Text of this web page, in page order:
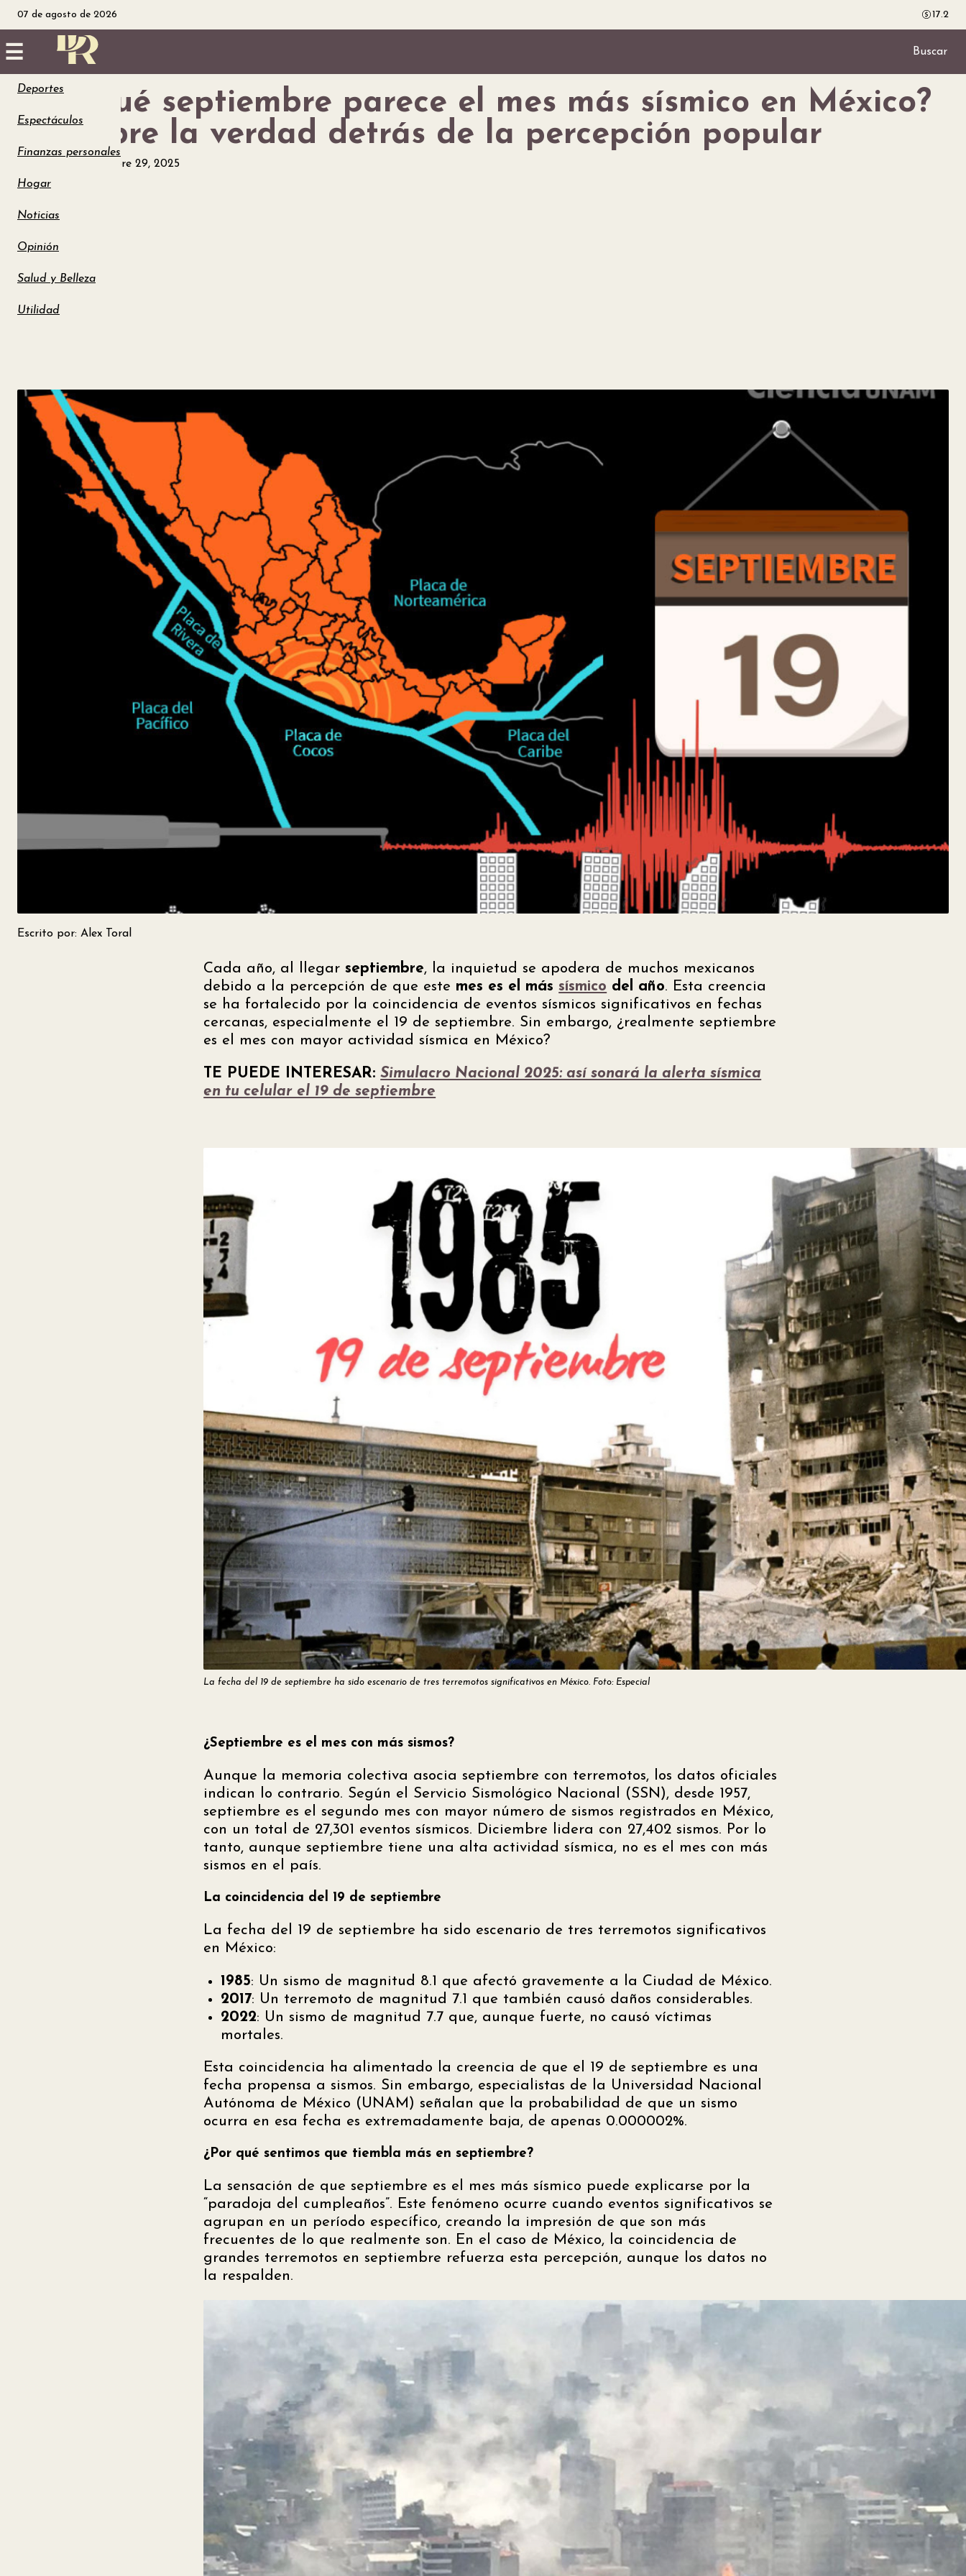
07 de agosto de 2026 17.2
☰ Buscar
Inicio
Finanzas
personales
Hogar
Espectáculos
¿Por qué septiembre parece el mes más sísmico en México?
Descubre la verdad detrás de la percepción popular
septiembre 29, 2025
Escrito por: Alex Toral
Deportes
Espectáculos
Finanzas personales
Hogar
Noticias
Opinión
Salud y Belleza
Utilidad
Cada año, al llegarseptiembre, la inquietud se apodera de muchos mexicanos
debido a la percepción de que este mes es el mássísmico del año. Esta creencia
se ha fortalecido por la coincidencia de eventos sísmicos significativos en fechas
cercanas, especialmente el 19 de septiembre. Sin embargo, ¿realmente septiembre
es el mes con mayor actividad sísmica en México?
TE PUEDE INTERESAR:Simulacro Nacional 2025: así sonará la alerta sísmica
en tu celular el 19 de septiembre
La fecha del 19 de septiembre ha sido escenario de tres terremotos significativos en México. Foto: Especial
¿Septiembre es el mes con más sismos?
Aunque la memoria colectiva asocia septiembre con terremotos, los datos oficiales
indican lo contrario. Según el Servicio Sismológico Nacional (SSN), desde 1957,
septiembre es el segundo mes con mayor número de sismos registrados en México,
con un total de 27,301 eventos sísmicos. Diciembre lidera con 27,402 sismos. Por lo
tanto, aunque septiembre tiene una alta actividad sísmica, no es el mes con más
sismos en el país.
La coincidencia del 19 de septiembre
La fecha del 19 de septiembre ha sido escenario de tres terremotos significativos
en México:
1985: Un sismo de magnitud 8.1 que afectó gravemente a la Ciudad de México.
2017: Un terremoto de magnitud 7.1 que también causó daños considerables.
2022: Un sismo de magnitud 7.7 que, aunque fuerte, no causó víctimas
mortales.
Esta coincidencia ha alimentado la creencia de que el 19 de septiembre es una
fecha propensa a sismos. Sin embargo, especialistas de la Universidad Nacional
Autónoma de México (UNAM) señalan que la probabilidad de que un sismo
ocurra en esa fecha es extremadamente baja, de apenas 0.000002%.
¿Por qué sentimos que tiembla más en septiembre?
La sensación de que septiembre es el mes más sísmico puede explicarse por la
“paradoja del cumpleaños”. Este fenómeno ocurre cuando eventos significativos se
agrupan en un período específico, creando la impresión de que son más
frecuentes de lo que realmente son. En el caso de México, la coincidencia de
grandes terremotos en septiembre refuerza esta percepción, aunque los datos no
la respalden.